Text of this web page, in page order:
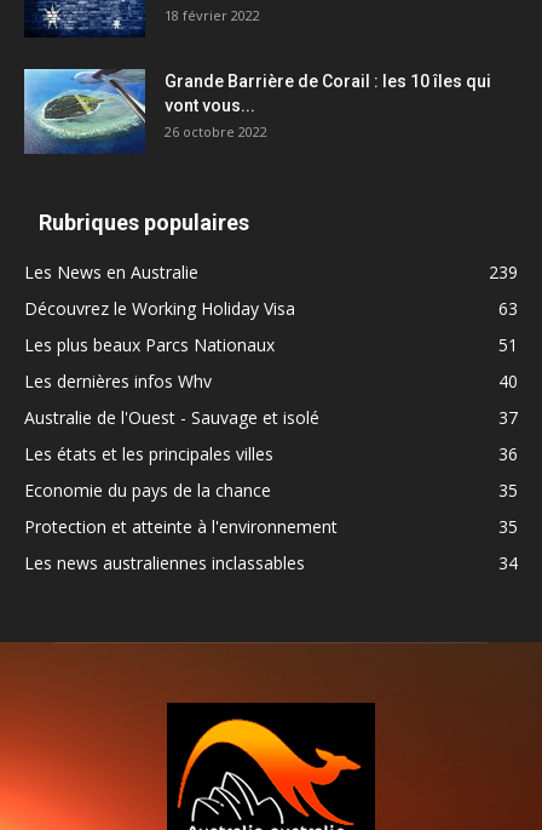
18 février 2022
Grande Barrière de Corail : les 10 îles qui
vont vous...
26 octobre 2022
Rubriques populaires
Les News en Australie
239
Découvrez le Working Holiday Visa
63
Les plus beaux Parcs Nationaux
51
Les dernières infos Whv
40
Australie de l'Ouest - Sauvage et isolé
37
Les états et les principales villes
36
Economie du pays de la chance
35
Protection et atteinte à l'environnement
35
Les news australiennes inclassables
34